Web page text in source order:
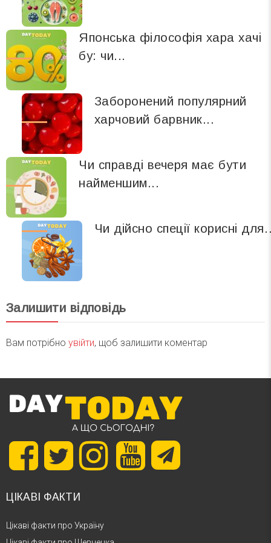
Японська філософія хара хачі
бу: чи...
Заборонений популярний
харчовий барвник...
Чи справді вечеря має бути
найменшим...
Чи дійсно спеції корисні
Залишити відповідь
Вам потрібно увійти, щоб залишити коментар
ЦІКАВІ ФАКТИ
Цікаві факти про Україну